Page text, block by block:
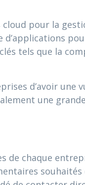
pour la
tels que la
d’avoir une
une
de chaque